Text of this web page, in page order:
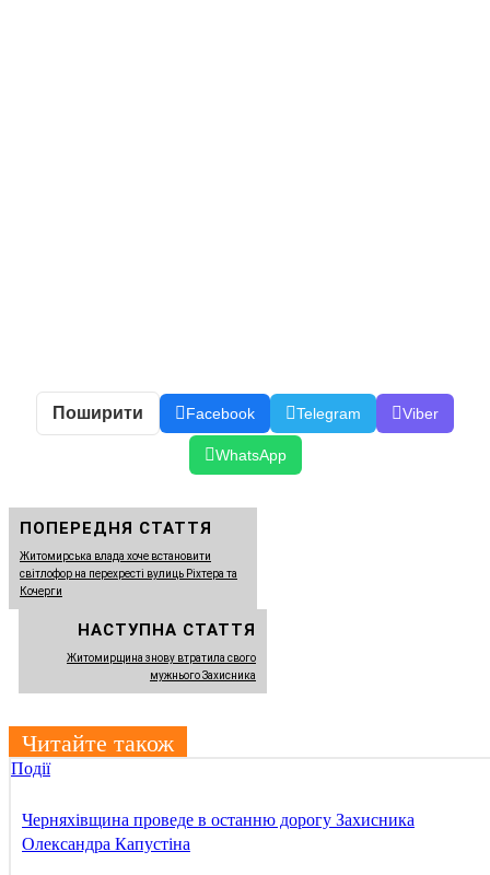
Поширити Facebook Telegram Viber
WhatsApp
ПОПЕРЕДНЯ СТАТТЯ
Житомирська влада хоче встановити
світлофор на перехресті вулиць Ріхтера та
Кочерги
НАСТУПНА СТАТТЯ
Житомирщина знову втратила свого
мужнього Захисника
Читайте також
Події
Черняхівщина проведе в останню дорогу Захисника
Олександра Капустіна